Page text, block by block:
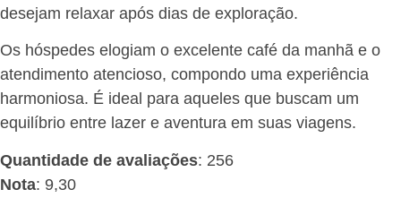
desejam relaxar após dias de exploração.
Os hóspedes elogiam o excelente café da manhã e o
atendimento atencioso, compondo uma experiência
harmoniosa. É ideal para aqueles que buscam um
equilíbrio entre lazer e aventura em suas viagens.
Quantidade de avaliações: 256
Nota: 9,30